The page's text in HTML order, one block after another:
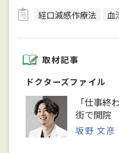
経口減感作療法
血
取材記事
ドクターズファイル
「仕事終
街で開院
坂野 文彦